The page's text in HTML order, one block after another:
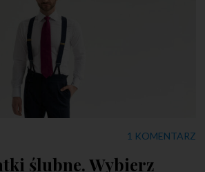
1 KOMENTARZ
ślubne. Wybierz